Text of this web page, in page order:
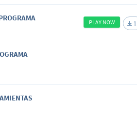
de la historia y características de Geogebra
1
PLAY NOW
programa de la página oficial www.geogebra.org